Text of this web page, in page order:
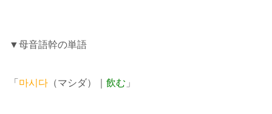
▼母音語幹の単語
「마시다 （マシダ）｜ 飲む 」